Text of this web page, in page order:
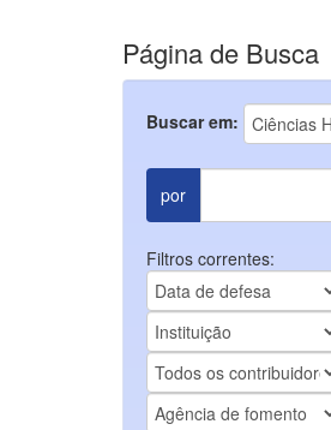
Página de Busca
Buscar em:
por
Filtros correntes: